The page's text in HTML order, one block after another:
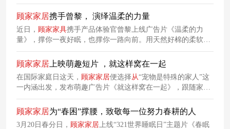
界。
顾家家居携手曾黎， 演绎温柔的力量
近日， 顾家家具携手产品体验官曾黎上线广告片《温柔的力
量》，撑你一夜好眠，也撑你一路向前。用天然好棉的柔软，
编织成温柔的力量。
顾家家居 上映萌趣短片 ，就这样窝在一起
在国际家庭日这天， 顾家家居便选择从“宠物是特殊的家人”这
一内涵出发，发布萌趣广告片《就这样窝在一起》，跟随家中
喵星人和汪星人的视角，展现整家定制后，一家人窝在一起的
幸福生活，旨在通过萌趣温馨的方式展现家的温暖与亲密无
间。
顾家家居为“春困”撑腰，致敬每一位努力春耕的人
3月20日春分日， 顾家家居上线“321世界睡眠日”主题片《春眠